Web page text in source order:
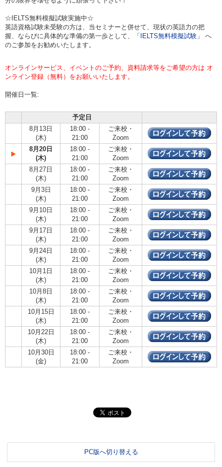
☆IELTS無料模擬試験実施中☆
英語資格試験未受験の方は、当セミナーと併せて、現状の英語力の把
握、ならびに具体的な準備の第一歩として、「
IELTS無料模擬試験 」 へ
のご参加をお勧めいたします。
オンラインサービス、イベントのご予約、資料請求等をご希望の方は オ
ンライン登録（無料）をお願いいたします。
開催日一覧:
予定日
8月13日
(木)
18:00 -
21:00
ご来校・
Zoom
8月20日
(木)
18:00 -
21:00
ご来校・
Zoom
8月27日
(木)
18:00 -
21:00
ご来校・
Zoom
9月3日
(木)
18:00 -
21:00
ご来校・
Zoom
9月10日
(木)
18:00 -
21:00
ご来校・
Zoom
9月17日
(木)
18:00 -
21:00
ご来校・
Zoom
9月24日
(木)
18:00 -
21:00
ご来校・
Zoom
10月1日
(木)
18:00 -
21:00
ご来校・
Zoom
10月8日
(木)
18:00 -
21:00
ご来校・
Zoom
10月15日
(木)
18:00 -
21:00
ご来校・
Zoom
10月22日
(木)
18:00 -
21:00
ご来校・
Zoom
10月30日
(金)
18:00 -
21:00
ご来校・
Zoom
PC版へ切り替える